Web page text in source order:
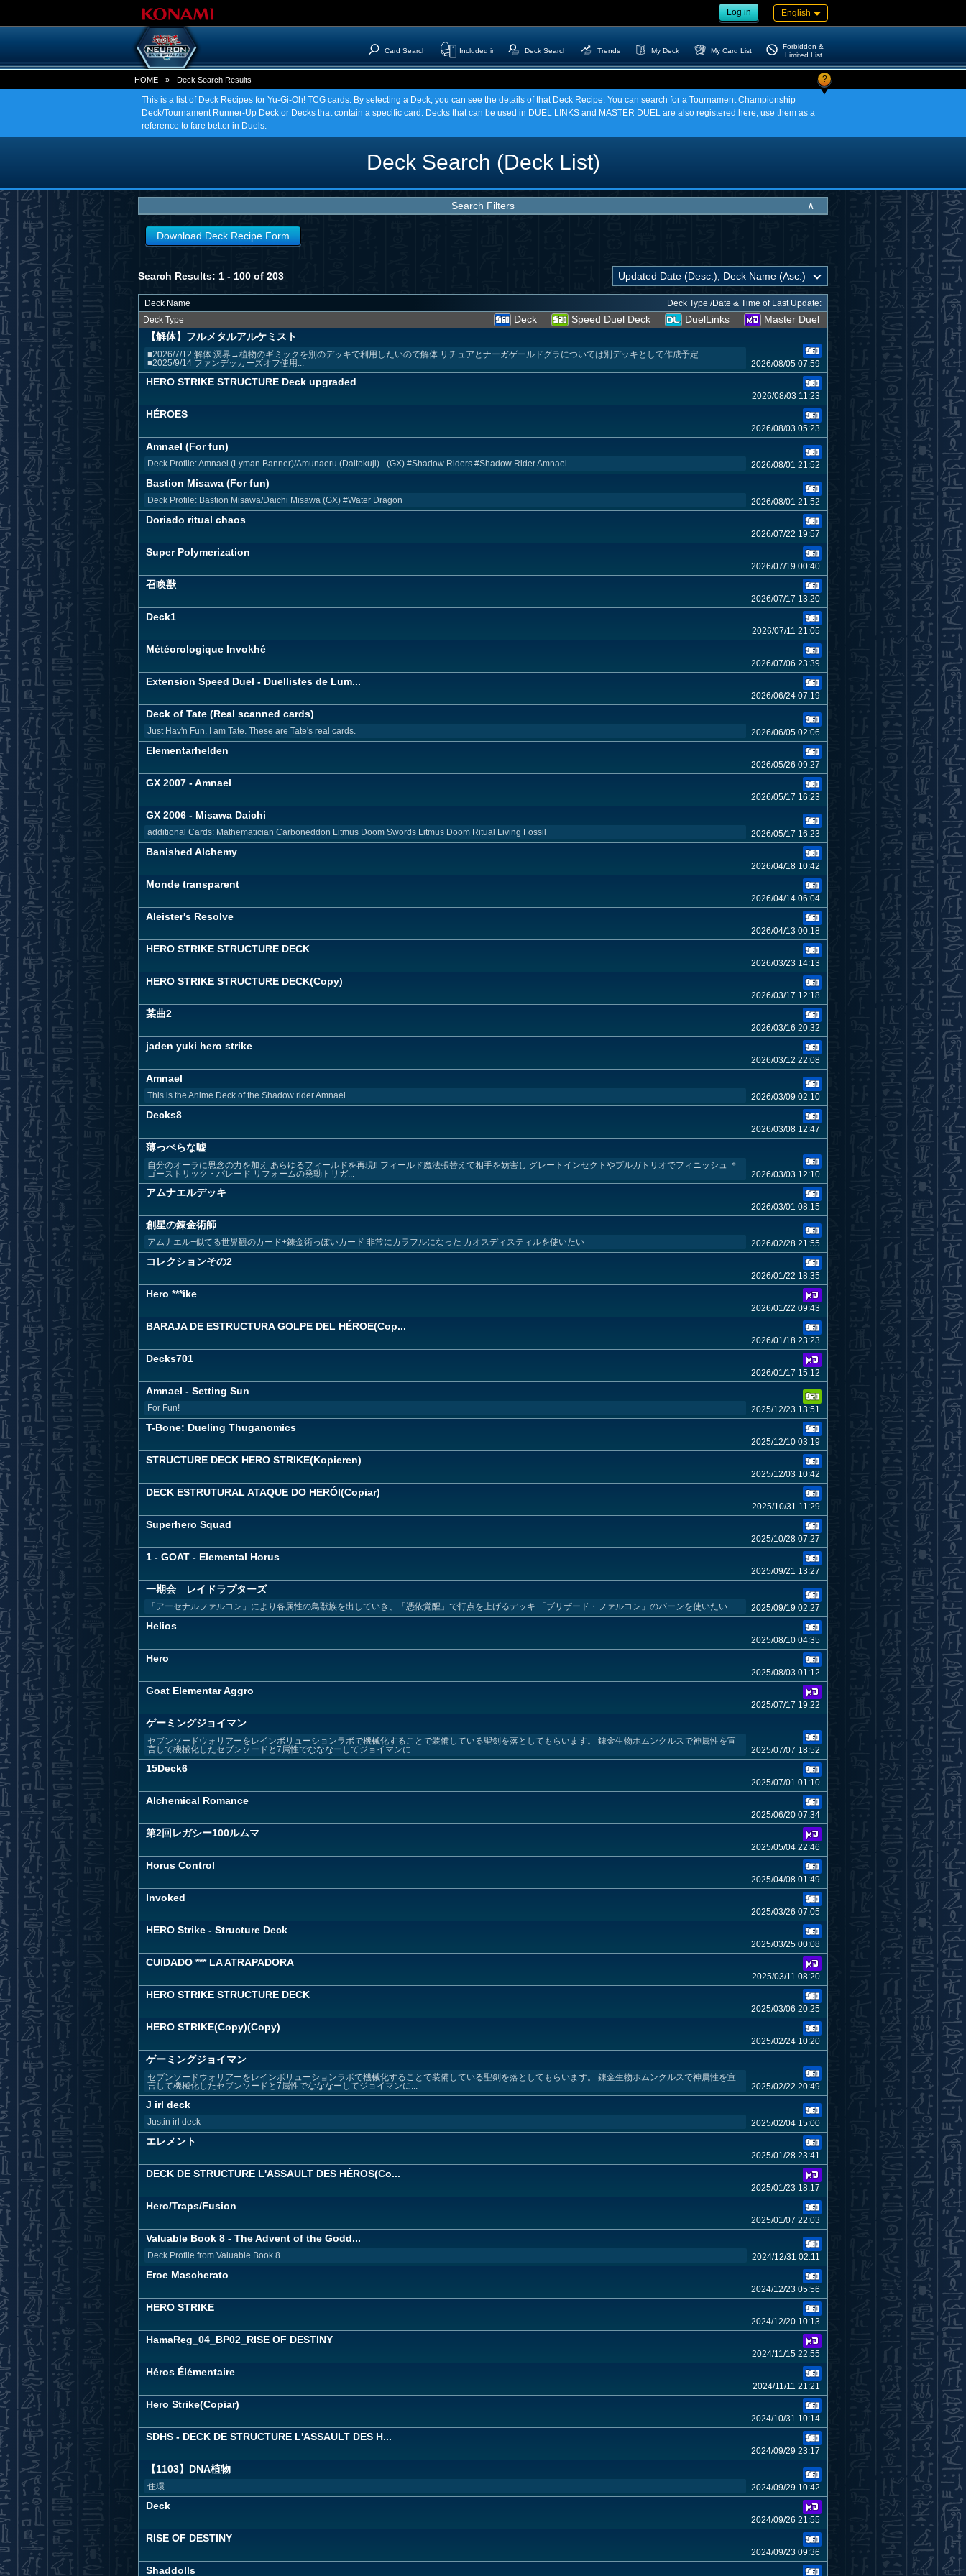
Log in English
Card Search Included in Deck Search Trends My Deck My Card List
Forbidden &
Limited List
HOME » Deck Search Results ?
This is a list of Deck Recipes for Yu-Gi-Oh! TCG cards. By selecting a Deck, you can see the details of that Deck Recipe. You can search for a Tournament Championship
Deck/Tournament Runner-Up Deck or Decks that contain a specific card. Decks that can be used in DUEL LINKS and MASTER DUEL are also registered here; use them as a
reference to fare better in Duels.
Deck Search (Deck List)
Search Filters ∧
Download Deck Recipe Form
Search Results: 1 - 100 of 203
Deck Name
Deck Type /Date & Time of Last Update:
Deck Type
Deck Speed Duel Deck DuelLinks
Master Duel
【解体】フルメタルアルケミスト
■2026/7/12 解体 溟界→植物のギミックを別のデッキで利用したいので解体 リチュアとナーガゲールドグラについては別デッキとして作成予定
■2025/9/14 ファンデッカーズオフ使用...
2026/08/05 07:59
HERO STRIKE STRUCTURE Deck upgraded
2026/08/03 11:23
HÉROES
2026/08/03 05:23
Amnael (For fun)
Deck Profile: Amnael (Lyman Banner)/Amunaeru (Daitokuji) - (GX) #Shadow Riders #Shadow Rider Amnael... 2026/08/01 21:52
Bastion Misawa (For fun)
Deck Profile: Bastion Misawa/Daichi Misawa (GX) #Water Dragon 2026/08/01 21:52
Doriado ritual chaos
2026/07/22 19:57
Super Polymerization
2026/07/19 00:40
召喚獣
2026/07/17 13:20
Deck1
2026/07/11 21:05
Météorologique Invokhé
2026/07/06 23:39
Extension Speed Duel - Duellistes de Lum...
2026/06/24 07:19
Deck of Tate (Real scanned cards)
Just Hav'n Fun. I am Tate. These are Tate's real cards. 2026/06/05 02:06
Elementarhelden
2026/05/26 09:27
GX 2007 - Amnael
2026/05/17 16:23
GX 2006 - Misawa Daichi
additional Cards: Mathematician Carboneddon Litmus Doom Swords Litmus Doom Ritual Living Fossil 2026/05/17 16:23
Banished Alchemy
2026/04/18 10:42
Monde transparent
2026/04/14 06:04
Aleister's Resolve
2026/04/13 00:18
HERO STRIKE STRUCTURE DECK
2026/03/23 14:13
HERO STRIKE STRUCTURE DECK(Copy)
2026/03/17 12:18
某曲2
2026/03/16 20:32
jaden yuki hero strike
2026/03/12 22:08
Amnael
This is the Anime Deck of the Shadow rider Amnael 2026/03/09 02:10
Decks8
2026/03/08 12:47
薄っぺらな嘘
自分のオーラに思念の力を加え あらゆるフィールドを再現‼︎ フィールド魔法張替えで相手を妨害し グレートインセクトやプルガトリオでフィニッシュ ＊
ゴーストリック・パレード リフォームの発動トリガ...
2026/03/03 12:10
アムナエルデッキ
2026/03/01 08:15
創星の錬金術師
アムナエル+似てる世界観のカード+錬金術っぽいカード 非常にカラフルになった カオスディスティルを使いたい 2026/02/28 21:55
コレクションその2
2026/01/22 18:35
Hero ***ike
2026/01/22 09:43
BARAJA DE ESTRUCTURA GOLPE DEL HÉROE(Cop...
2026/01/18 23:23
Decks701
2026/01/17 15:12
Amnael - Setting Sun
For Fun! 2025/12/23 13:51
T-Bone: Dueling Thuganomics
2025/12/10 03:19
STRUCTURE DECK HERO STRIKE(Kopieren)
2025/12/03 10:42
DECK ESTRUTURAL ATAQUE DO HERÓI(Copiar)
2025/10/31 11:29
Superhero Squad
2025/10/28 07:27
1 - GOAT - Elemental Horus
2025/09/21 13:27
一期会 レイドラプターズ
「アーセナルファルコン」により各属性の鳥獣族を出していき、「憑依覚醒」で打点を上げるデッキ 「ブリザード・ファルコン」のバーンを使いたい 2025/09/19 02:27
Helios
2025/08/10 04:35
Hero
2025/08/03 01:12
Goat Elementar Aggro
2025/07/17 19:22
ゲーミングジョイマン
セブンソードウォリアーをレインボリューションラボで機械化することで装備している聖剣を落としてもらいます。 錬金生物ホムンクルスで神属性を宣
言して機械化したセブンソードと7属性でなななーしてジョイマンに...
2025/07/07 18:52
15Deck6
2025/07/01 01:10
Alchemical Romance
2025/06/20 07:34
第2回レガシー100ルムマ
2025/05/04 22:46
Horus Control
2025/04/08 01:49
Invoked
2025/03/26 07:05
HERO Strike - Structure Deck
2025/03/25 00:08
CUIDADO *** LA ATRAPADORA
2025/03/11 08:20
HERO STRIKE STRUCTURE DECK
2025/03/06 20:25
HERO STRIKE(Copy)(Copy)
2025/02/24 10:20
ゲーミングジョイマン
セブンソードウォリアーをレインボリューションラボで機械化することで装備している聖剣を落としてもらいます。 錬金生物ホムンクルスで神属性を宣
言して機械化したセブンソードと7属性でなななーしてジョイマンに...
2025/02/22 20:49
J irl deck
Justin irl deck 2025/02/04 15:00
エレメント
2025/01/28 23:41
DECK DE STRUCTURE L'ASSAULT DES HÉROS(Co...
2025/01/23 18:17
Hero/Traps/Fusion
2025/01/07 22:03
Valuable Book 8 - The Advent of the Godd...
Deck Profile from Valuable Book 8. 2024/12/31 02:11
Eroe Mascherato
2024/12/23 05:56
HERO STRIKE
2024/12/20 10:13
HamaReg_04_BP02_RISE OF DESTINY
2024/11/15 22:55
Héros Élémentaire
2024/11/11 21:21
Hero Strike(Copiar)
2024/10/31 10:14
SDHS - DECK DE STRUCTURE L'ASSAULT DES H...
2024/09/29 23:17
【1103】DNA植物
住環 2024/09/29 10:42
Deck
2024/09/26 21:55
RISE OF DESTINY
2024/09/23 09:36
Shaddolls